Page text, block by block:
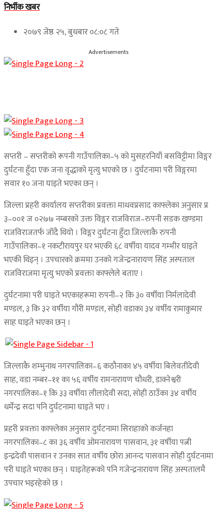
निर्भीक खबर
२०७९ जेष्ठ २५, बुधबार ०८:०८ गते
Advertisements
सप्तरी – सप्तरीको रूपनी गाउँपालिका–५ को मुसहरनियाँ बसविट्टीमा विङ्गर
दुर्घटना हुँदा एक जना वृद्धाको मृत्यु भएको छ । दुर्घटनामा परी विङ्गरमा
सवार १० जना घाइते भएका छन् ।
जिल्ला प्रहरी कार्यालय सप्तरीका प्रवक्ता माधवप्रसाद काफ्लेका अनुसार प्र
३–००१ ज ०२७७ नम्बरको उक्त विङ्गर राजविराज–रुपनी सडक खण्डमा
राजविराजतर्फ जाँदै थियो । विङ्गर दुर्घटना हुँदा जिल्लाकै रुपनी
गाउँपालिका–१ नकटीरायपुर घर भएकी ६८ वर्षीया यादव गम्भीर घाइते
भएकी थिइन् । उपचारको क्रममा उनको गजेन्द्रनारायण सिंह अस्पताल
राजविराजमा मृत्यु भएको प्रवक्ता काफ्लेले बताए ।
दुर्घटनामा परी घाइते भएकाहरूमा रुपनी–२ कि ३० वर्षीया निर्मलादेवी
मण्डल, ३ कि ३२ वर्षीया गौरी मण्डल, सोही वडाका ३४ वर्षीय रामाकुमार
साह घाइते भएका छन् ।
जिल्लाकै शम्भुनाथ नगरपालिका–६ कठौनाका ४५ वर्षीया बिलेवतीदेवी
साह, वडा नम्बर–११ का ५६ वर्षीय रामनारायण चौधरी, डाक्नेश्वरी
नगरपालिका–१ कि ३३ वर्षीया लीलादेवी सदा, सोही ठाउँका ३४ वर्षीय
धर्मेन्द्र सदा पनि दुर्घटनामा घाइते भए ।
प्रहरी प्रवक्ता काफ्लेका अनुसार दुर्घटनामा सिराहाको कर्जनहा
नगरपालिका–८ का ३६ वर्षीय ओमनारायण पासवान, ३१ वर्षीया पत्नी
इन्द्रदेवी पासवान र उनका सात वर्षीय छोरा आनन्द पासवान सोही दुर्घटनामा
परी घाइते भएका छन् । घाइतेहरूको पनि गजेन्द्रनारायण सिंह अस्पतालमै
उपचार भइरहेको छ ।